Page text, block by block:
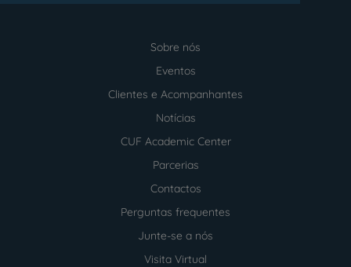
Sobre nós
Eventos
Clientes e Acompanhantes
Notícias
CUF Academic Center
Parcerias
Contactos
Perguntas frequentes
Junte-se a nós
Visita Virtual